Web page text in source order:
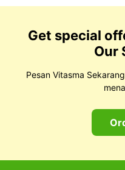
Get special
Our
Pesan Vitasma